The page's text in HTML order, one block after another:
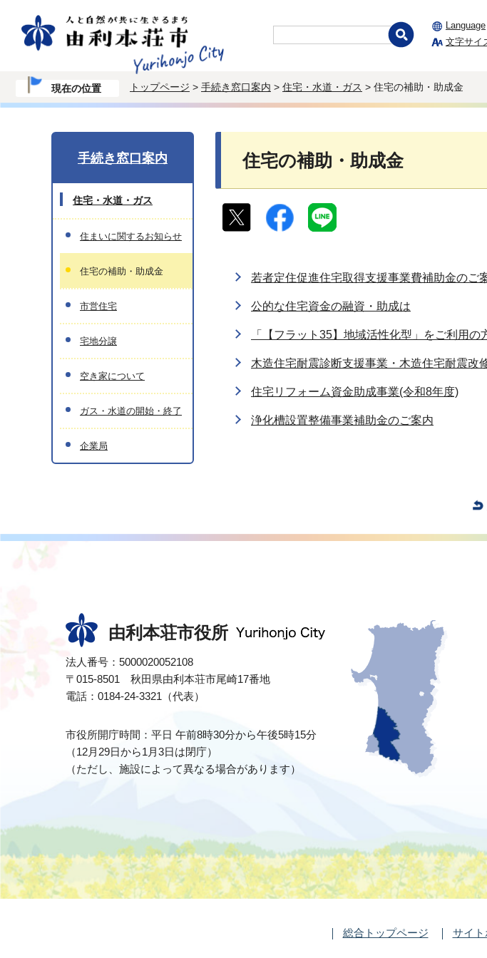
Language
文字サイ
現在の位置 トップページ > 手続き窓口案内 > 住宅・水道・ガス > 住宅の補助・助成金
住宅の補助・助成金
若者定住促進住宅取得支援事業費補助金のご
公的な住宅資金の融資・助成は
「【フラット35】地域活性化型」をご利用の
木造住宅耐震診断支援事業・木造住宅耐震改
住宅リフォーム資金助成事業(令和8年度)
浄化槽設置整備事業補助金のご案内
手続き窓口案内
住宅・水道・ガス
住まいに関するお知らせ
住宅の補助・助成金
市営住宅
宅地分譲
空き家について
ガス・水道の開始・終了
企業局
由利本荘市役所
法人番号：5000020052108
〒015-8501 秋田県由利本荘市尾崎17番地
電話：0184-24-3321（代表）
市役所開庁時間：平日 午前8時30分から午後5時15分
（12月29日から1月3日は閉庁）
（ただし、施設によって異なる場合があります）
総合トップページ サイ